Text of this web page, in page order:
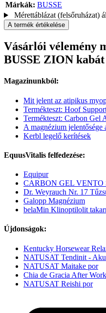
Márkák: BUSSE
Mérettáblázat (felsőruházat)
A termék értékelése
Vásárlói vélemény
BUSSE ZION
Magazinunkból:
Mit jelent az atipikus
Termékteszt: Hoof
Termékteszt: Carbon Gel
A magnézium jelentősége
Kerbl legelő kerítések
EquusVitalis felfedezése:
Equipur
CARBON GEL VENTO
Dr. Weyrauch Nr. 17
Galopp Magnézium
belaMin Klinoptilolit
Újdonságok:
Kentucky Horsewear
NATUSAT Tendinit -
NATUSAT Maitake por
Chia de Gracia After Work
NATUSAT Reishi por